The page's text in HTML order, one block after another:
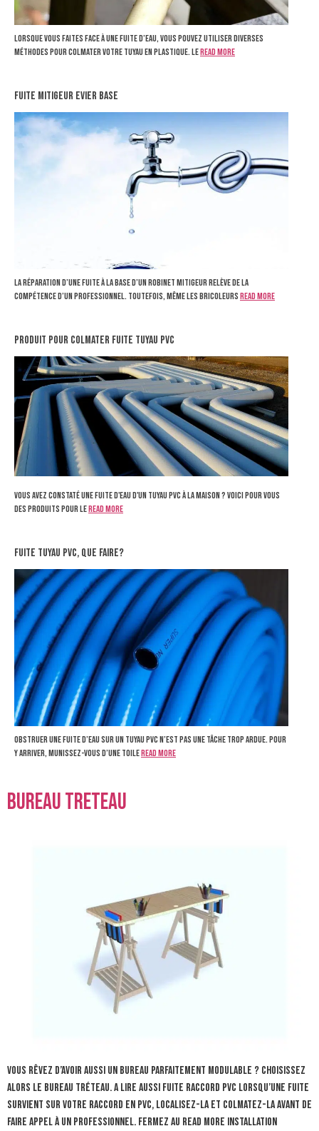
Lorsque vous faites face à une fuite d’eau, vous pouvez utiliser diverses
méthodes pour colmater votre tuyau en plastique. LeRead more
fuite mitigeur evier base
La réparation d’une fuite à la base d’un robinet mitigeur relève de la
compétence d’un professionnel. Toutefois, même les bricoleursRead more
produit pour colmater fuite tuyau pvc
Vous avez constaté une fuite d'eau d'un tuyau PVC à la maison ? Voici pour vous
des produits pour leRead more
Fuite tuyau pvc, que faire?
Obstruer une fuite d’eau sur un tuyau PVC n’est pas une tâche trop ardue. Pour
y arriver, munissez-vous d’une toileRead more
bureau treteau
Vous rêvez d’avoir aussi un bureau parfaitement modulable ? Choisissez
alors le bureau tréteau. A lire aussi fuite raccord pvc Lorsqu’une fuite
survient sur votre raccord en PVC, localisez-la et colmatez-la avant de
faire appel à un professionnel. Fermez au Read more installation